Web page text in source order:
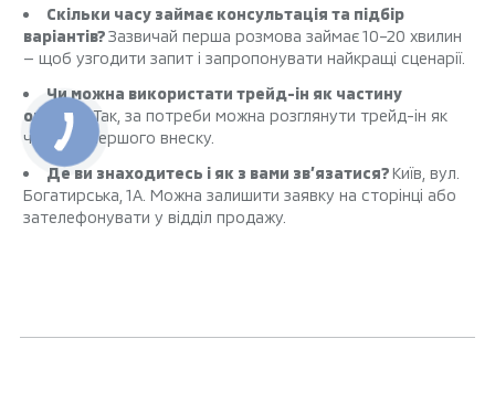
Скільки часу займає консультація та підбір
варіантів?Зазвичай перша розмова займає 10–20 хвилин
— щоб узгодити запит і запропонувати найкращі сценарії.
Чи можна використати трейд-ін як частину
оплати?Так, за потреби можна розглянути трейд-ін як
частину першого внеску.
Де ви знаходитесь і як з вами зв’язатися?Київ, вул.
Богатирська, 1А. Можна залишити заявку на сторінці або
зателефонувати у відділ продажу.